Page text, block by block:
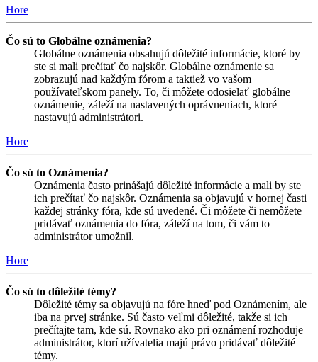
Hore
Čo sú to Globálne oznámenia?
Globálne oznámenia obsahujú dôležité informácie, ktoré by
ste si mali prečítať čo najskôr. Globálne oznámenie sa
zobrazujú nad každým fórom a taktiež vo vašom
používateľskom panely. To, či môžete odosielať globálne
oznámenie, záleží na nastavených oprávneniach, ktoré
nastavujú administrátori.
Hore
Čo sú to Oznámenia?
Oznámenia často prinášajú dôležité informácie a mali by ste
ich prečítať čo najskôr. Oznámenia sa objavujú v hornej časti
každej stránky fóra, kde sú uvedené. Či môžete či nemôžete
pridávať oznámenia do fóra, záleží na tom, či vám to
administrátor umožnil.
Hore
Čo sú to dôležité témy?
Dôležité témy sa objavujú na fóre hneď pod Oznámením, ale
iba na prvej stránke. Sú často veľmi dôležité, takže si ich
prečítajte tam, kde sú. Rovnako ako pri oznámení rozhoduje
administrátor, ktorí užívatelia majú právo pridávať dôležité
témy.